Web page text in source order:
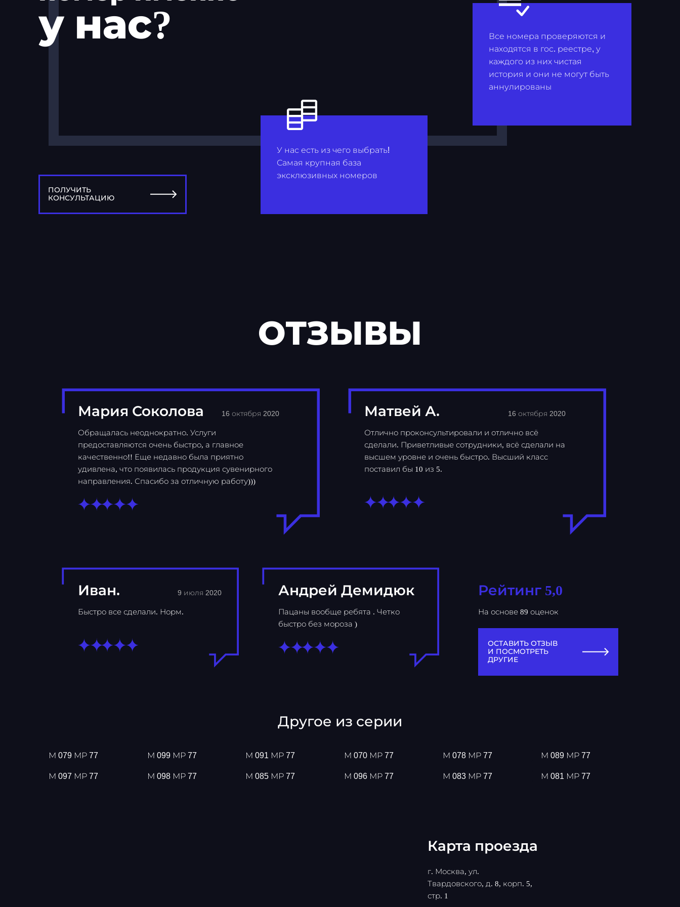
у нас?
Все номера проверяются и
находятся в гос. реестре, у
каждого из них чистая
история и они не могут быть
аннулированы
ПОЛУЧИТЬ
КОНСУЛЬТАЦИЮ
У нас есть из чего выбрать!
Самая крупная база
эксклюзивных номеров
ОТЗЫВЫ
Мария Соколова 16 октября 2020
Обращалась неоднократно. Услуги
предоставляются очень быстро, а главное
качественно!! Еще недавно была приятно
удивлена, что появилась продукция сувенирного
направления. Спасибо за отличную работу)))
Матвей А. 16 октября 2020
Отлично проконсультировали и отлично всё
сделали. Приветливые сотрудники, всё сделали на
высшем уровне и очень быстро. Высший класс
поставил бы 10 из 5.
Иван. 9 июля 2020
Быстро все сделали. Норм.
Андрей Демидюк
Пацаны вообще ребята . Четко
быстро без мороза )
Рейтинг 5,0
На основе 89 оценок
ОСТАВИТЬ ОТЗЫВ
И ПОСМОТРЕТЬ
ДРУГИЕ
Другое из серии
М 079 МР 77 М 099 МР 77 М 091 МР 77 М 070 МР 77 М 078 МР 77 М 089 МР 77
М 097 МР 77 М 098 МР 77 М 085 МР 77 М 096 МР 77 М 083 МР 77 М 081 МР 77
Карта проезда
г. Москва, ул.
Твардовского, д. 8, корп. 5,
стр. 1